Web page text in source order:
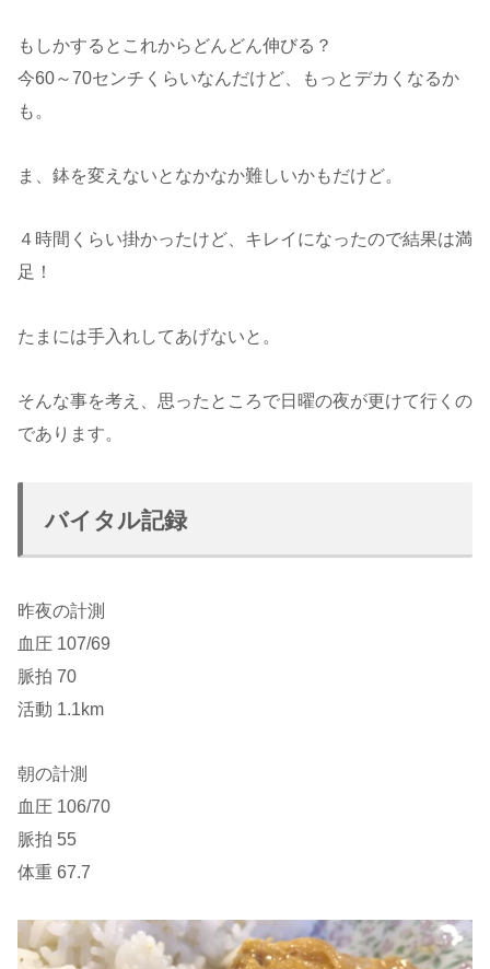
もしかするとこれからどんどん伸びる？
今60～70センチくらいなんだけど、もっとデカくなるか
も。
ま、鉢を変えないとなかなか難しいかもだけど。
４時間くらい掛かったけど、キレイになったので結果は満
足！
たまには手入れしてあげないと。
そんな事を考え、思ったところで日曜の夜が更けて行くの
であります。
バイタル記録
昨夜の計測
血圧 107/69
脈拍 70
活動 1.1km
朝の計測
血圧 106/70
脈拍 55
体重 67.7